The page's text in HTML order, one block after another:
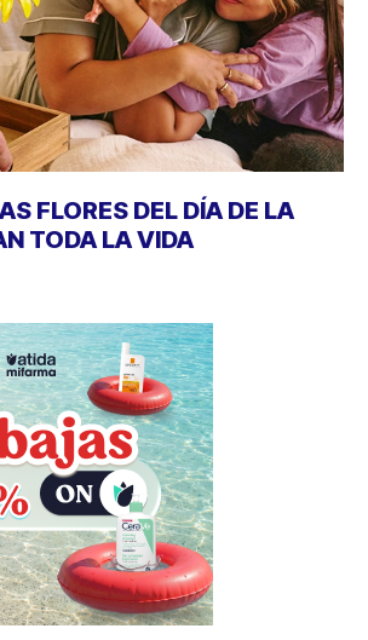
FLORES DEL DÍA DE LA
TODA LA VIDA